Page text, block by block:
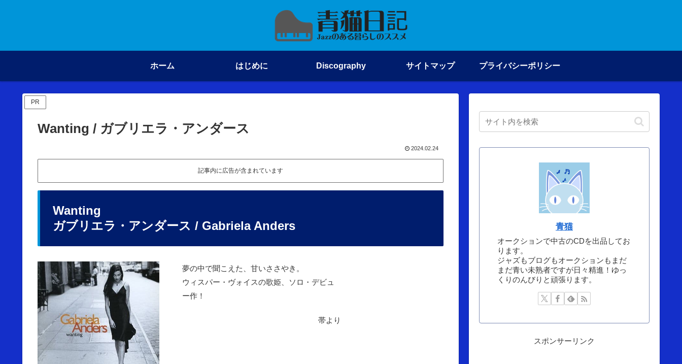
ホーム はじめに Discography サイトマップ プライバシーポリシー
PR
Wanting / ガブリエラ・アンダース
2024.02.24
記事内に広告が含まれています
Wanting
ガブリエラ・アンダース / Gabriela Anders
夢の中で聞こえた、甘いささやき。
ウィスパー・ヴォイスの歌姫、ソロ・デビュ
ー作！
帯より
青猫
オークションで中古のCDを出品してお
ります。
ジャズもブログもオークションもまだ
まだ青い未熟者ですが日々精進！ゆっ
くりのんびりと頑張ります。
スポンサーリンク